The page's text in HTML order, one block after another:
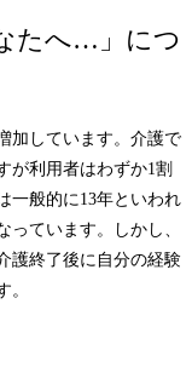
たへ…」につ
加しています。介護で
が利用者はわずか1割
一般的に13年といわれ
ています。しかし、
護終了後に自分の経験
。